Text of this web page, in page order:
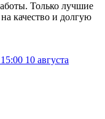
Только лучшие
качество и долгую
15:00 10 августа